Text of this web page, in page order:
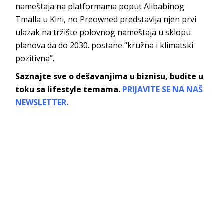
nameštaja na platformama poput Alibabinog
Tmalla u Kini, no Preowned predstavlja njen prvi
ulazak na tržište polovnog nameštaja u sklopu
planova da do 2030. postane “kružna i klimatski
pozitivna”.
Saznajte sve o dešavanjima u biznisu, budite u
toku sa lifestyle temama. PRIJAVITE SE NA NAŠ
NEWSLETTER.